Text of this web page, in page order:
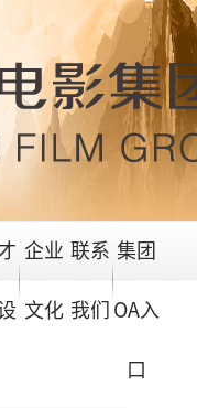
企业
文化
联系
我们
集团
OA入
口